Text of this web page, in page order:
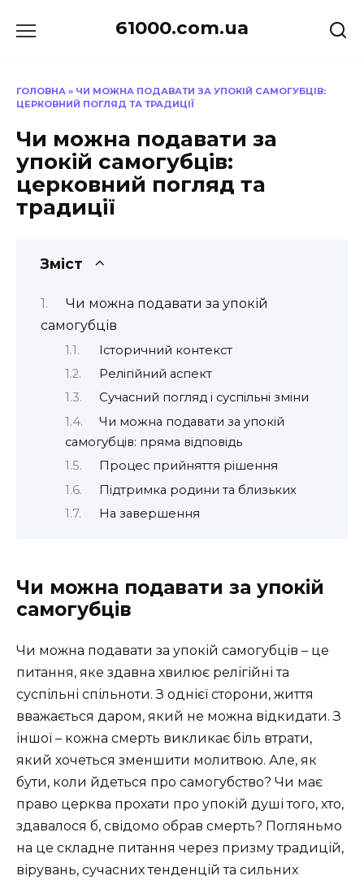
до
61000.com.ua
ГОЛОВНА » ЧИ МОЖНА ПОДАВАТИ ЗА УПОКІЙ САМОГУБЦІВ:
ЦЕРКОВНИЙ ПОГЛЯД ТА ТРАДИЦІЇ
Чи можна подавати за
упокій самогубців:
церковний погляд та
традиції
Зміст
Чи можна подавати за упокій
самогубців
Історичний контекст
Релігійний аспект
Сучасний погляд і суспільні зміни
Чи можна подавати за упокій
самогубців: пряма відповідь
Процес прийняття рішення
Підтримка родини та близьких
На завершення
Чи можна подавати за упокій
самогубців
Чи можна подавати за упокій самогубців – це
питання, яке здавна хвилює релігійні та
суспільні спільноти. З однієї сторони, життя
вважається даром, який не можна відкидати. З
іншої – кожна смерть викликає біль втрати,
який хочеться зменшити молитвою. Але, як
бути, коли йдеться про самогубство? Чи має
право церква прохати про упокій душі того, хто,
здавалося б, свідомо обрав смерть? Погляньмо
на це складне питання через призму традицій,
вірувань, сучасних тенденцій та сильних